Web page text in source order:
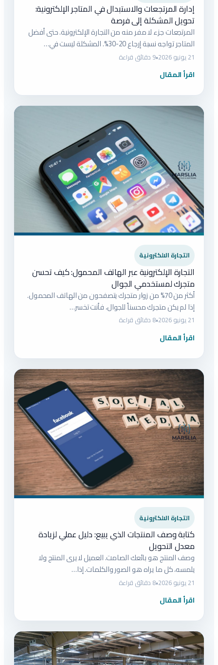
إدارة المرتجعات والاستبدال في المتاجر الإلكترونية:
تحويل المشكلة إلى فرصة
المرتجعات جزء لا مفر منه من التجارة الإلكترونية. حتى أفضل
المتاجر تواجه نسبة إرجاع 20-30%. المشكلة ليست في…
21 يونيو 2026 •9 دقائق قراءة
اقرأ المقال
التجارة الالكترونية
التجارة الإلكترونية عبر الهاتف المحمول: كيف تحسن
متجرك لمستخدمي الجوال
أكثر من 70% من زوار متجرك يتصفحون من الهاتف المحمول.
إذا لم يكن متجرك محسناً للجوال، فأنت تخسر…
21 يونيو 2026 •8 دقائق قراءة
اقرأ المقال
التجارة الالكترونية
كتابة وصف المنتجات الذي يبيع: دليل عملي لزيادة
معدل التحويل
وصف المنتج هو بائعك الصامت. العميل لا يرى المنتج ولا
يلمسه، كل ما يراه هو الصور والكلمات. إذا…
21 يونيو 2026 •8 دقائق قراءة
اقرأ المقال